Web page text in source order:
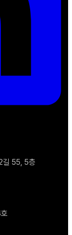
길 55, 5층